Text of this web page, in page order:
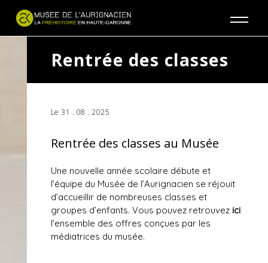
Rentrée des classes
Le 31 . 08 . 2025
Rentrée des classes au Musée
Une nouvelle année scolaire débute et
l’équipe du Musée de l’Aurignacien se réjouit
d’accueillir de nombreuses classes et
groupes d’enfants. Vous pouvez retrouvez ici
l’ensemble des offres conçues par les
médiatrices du musée.